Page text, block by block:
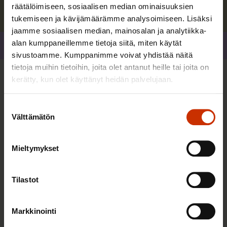
räätälöimiseen, sosiaalisen median ominaisuuksien
tukemiseen ja kävijämäärämme analysoimiseen. Lisäksi
jaamme sosiaalisen median, mainosalan ja analytiikka-
alan kumppaneillemme tietoja siitä, miten käytät
sivustoamme. Kumppanimme voivat yhdistää näitä
tietoja muihin tietoihin, joita olet antanut heille tai joita on
kerätty, kun olet käyttänyt heidän palvelujaan.
valinta
Välttämätön
Mieltymykset
Tilastot
Markkinointi
Jaa
Lisää kirjoittajalta
TASA-ARVO JA YHDENVERTAISUUS